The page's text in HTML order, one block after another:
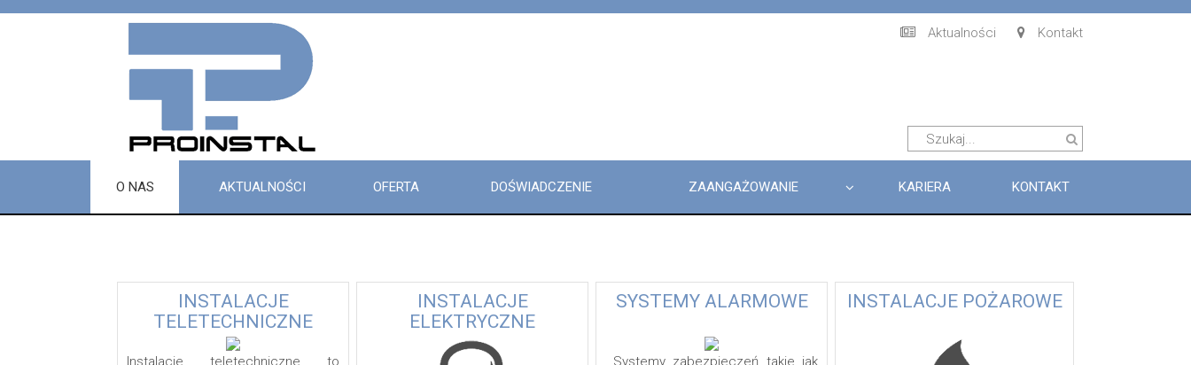
Aktualności Kontakt
O NAS AKTUALNOŚCI OFERTA DOŚWIADCZENIE ZAANGAŻOWANIE KARIERA KONTAKT
INSTALACJE
TELETECHNICZNE
Instalacje teletechniczne to
INSTALACJE
ELEKTRYCZNE
SYSTEMY ALARMOWE
Systemy zabezpieczeń takie jak
INSTALACJE POŻAROWE